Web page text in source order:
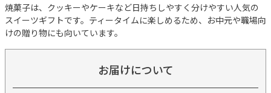
焼菓子は、クッキーやケーキなど日持ちしやすく分けやすい人気の
スイーツギフトです。ティータイムに楽しめるため、お中元や職場向
けの贈り物にも向いています。
お届けについて